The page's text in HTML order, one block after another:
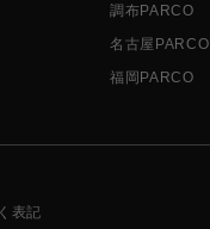
調布PARCO
名古屋PARCO
福岡PARCO
表記